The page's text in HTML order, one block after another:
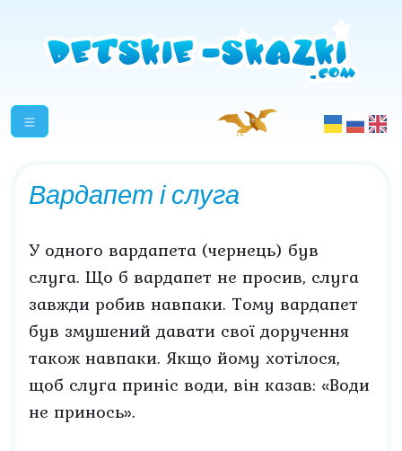
Вардапет і слуга
У одного вардапета (чернець) був
слуга. Що б вардапет не просив, слуга
завжди робив навпаки. Тому вардапет
був змушений давати свої доручення
також навпаки. Якщо йому хотілося,
щоб слуга приніс води, він казав: «Води
не принось».